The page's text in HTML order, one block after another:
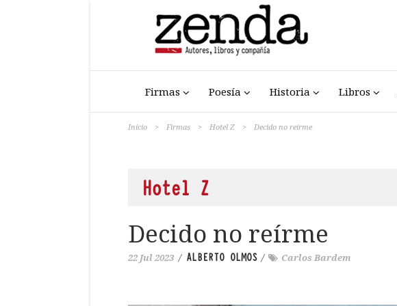
Firmas Poesía Historia Libros
Inicio > Firmas > Hotel Z > Decido no reírme
Hotel Z
Decido no reírme
22 Jul 2023 / ALBERTO OLMOS / Carlos Bardem